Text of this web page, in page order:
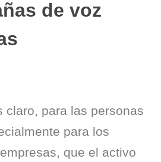
de voz
claro, para las personas
para los
que el activo